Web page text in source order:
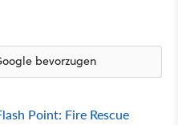
bevorzugen
Point: Fire Rescue